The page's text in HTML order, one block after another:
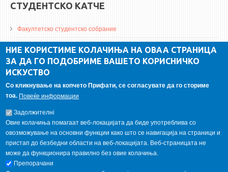
СТУДЕНТСКО КАТЧЕ
Факултетско студентско собрание
ДА Винчи магазин
Алумни асоцијација
ГАЛЕРИЈА
НИЕ КОРИСТИМЕ КОЛАЧИЊА НА ОВАА СТРАНИЦА
ЗА ДА ГО ПОДОБРИМЕ ВАШЕТО КОРИСНИЧКО
ИСКУСТВО
Со кликнување на копчето Прифати, се согласувате да го сториме
тоа. Повеќе информации
Задолжителнi
Овие колачиња помагаат веб-локацијата да биде употреблива со
овозможување на основни функции како што се навигација на страници и
пристап до безбедни области на веб-локацијата. Веб-страницата не
може да функционира правилно без овие колачиња.
Препорачани